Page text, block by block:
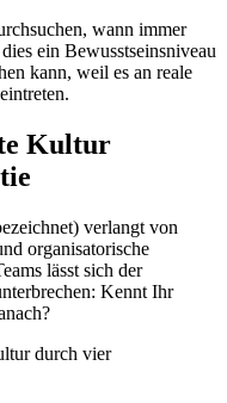
wann immer
ein Bewusstseinsniveau
kann, weil es an reale
Kultur
verlangt von
organisatorische
lässt sich der
Kennt Ihr
durch vier